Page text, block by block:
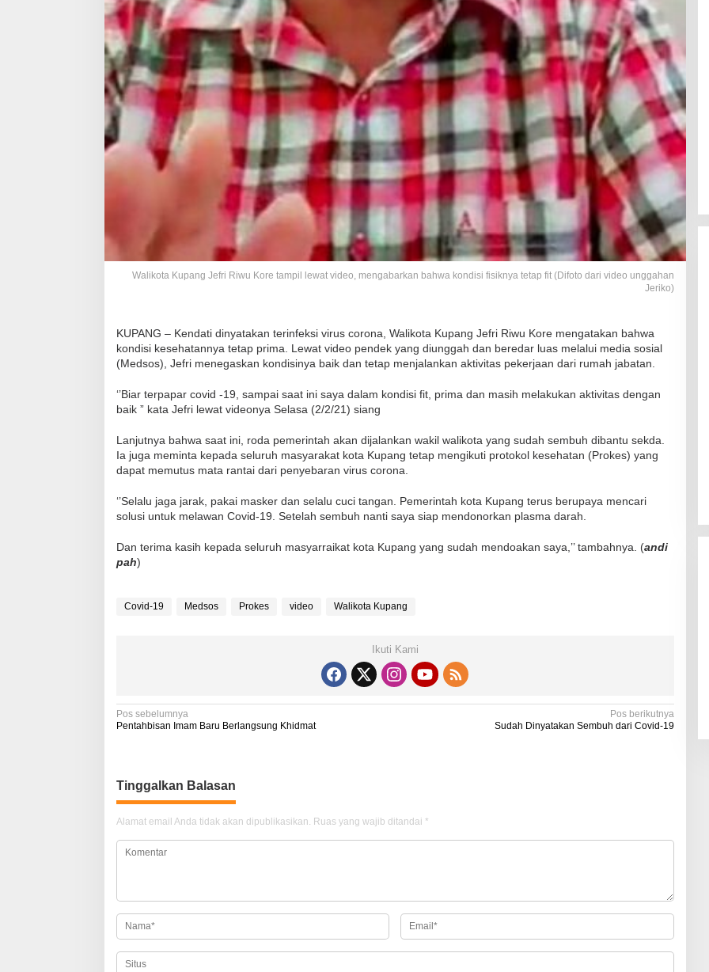
Walikota Kupang Jefri Riwu Kore tampil lewat video, mengabarkan bahwa kondisi fisiknya tetap fit (Difoto dari video unggahan
Jeriko)
KUPANG – Kendati dinyatakan terinfeksi virus corona, Walikota Kupang Jefri Riwu Kore mengatakan bahwa
kondisi kesehatannya tetap prima. Lewat video pendek yang diunggah dan beredar luas melalui media sosial
(Medsos), Jefri menegaskan kondisinya baik dan tetap menjalankan aktivitas pekerjaan dari rumah jabatan.
‘’Biar terpapar covid -19, sampai saat ini saya dalam kondisi fit, prima dan masih melakukan aktivitas dengan
baik ” kata Jefri lewat videonya Selasa (2/2/21) siang
Lanjutnya bahwa saat ini, roda pemerintah akan dijalankan wakil walikota yang sudah sembuh dibantu sekda.
Ia juga meminta kepada seluruh masyarakat kota Kupang tetap mengikuti protokol kesehatan (Prokes) yang
dapat memutus mata rantai dari penyebaran virus corona.
‘’Selalu jaga jarak, pakai masker dan selalu cuci tangan. Pemerintah kota Kupang terus berupaya mencari
solusi untuk melawan Covid-19. Setelah sembuh nanti saya siap mendonorkan plasma darah.
Dan terima kasih kepada seluruh masyarraikat kota Kupang yang sudah mendoakan saya,’’ tambahnya. (andi
pah)
Covid-19 Medsos Prokes video Walikota Kupang
Ikuti Kami
N
i
g
a
s
p
o
s
Pos sebelumnya
Pentahbisan Imam Baru Berlangsung Khidmat
Pos berikutnya
Sudah Dinyatakan Sembuh dari Covid-19
Tinggalkan Balasan
Alamat email Anda tidak akan dipublikasikan. Ruas yang wajib ditandai *
RSUD Naibonat Musnahkan Obat
Di Kesehatan | 19 Desember 2021